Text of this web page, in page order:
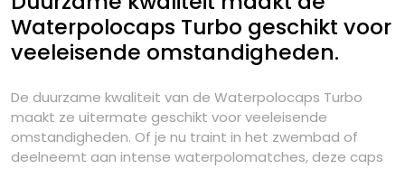
Waterpolocaps Turbo geschikt voor
veeleisende omstandigheden.
De duurzame kwaliteit van de Waterpolocaps Turbo
maakt ze uitermate geschikt voor veeleisende
omstandigheden. Of je nu traint in het zwembad of
deelneemt aan intense waterpolomatches, deze caps